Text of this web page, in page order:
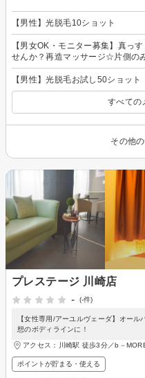
【男性】光脱毛10ショット
【男女OK・モニター募集】真っ
せんか？再造マッサージ☆片側の
【男性】光脱毛お試し50ショット
すべての
その他
プレステージ 川崎店
-
(-件)
【女性専用/アーユルヴェーダ】オー
想のボディラインに！
アクセス：川崎駅 徒歩3分／b－
ポイントが貯まる・使える